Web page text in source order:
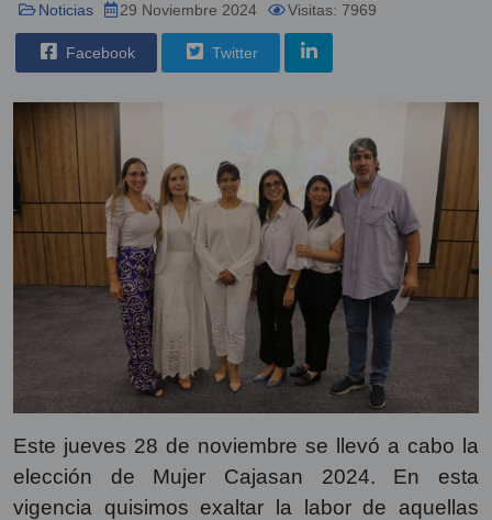
Noticias 29 Noviembre 2024 Visitas: 7969
Facebook Twitter
Este jueves 28 de noviembre se llevó a cabo la
elección de Mujer Cajasan 2024. En esta
vigencia quisimos exaltar la labor de aquellas